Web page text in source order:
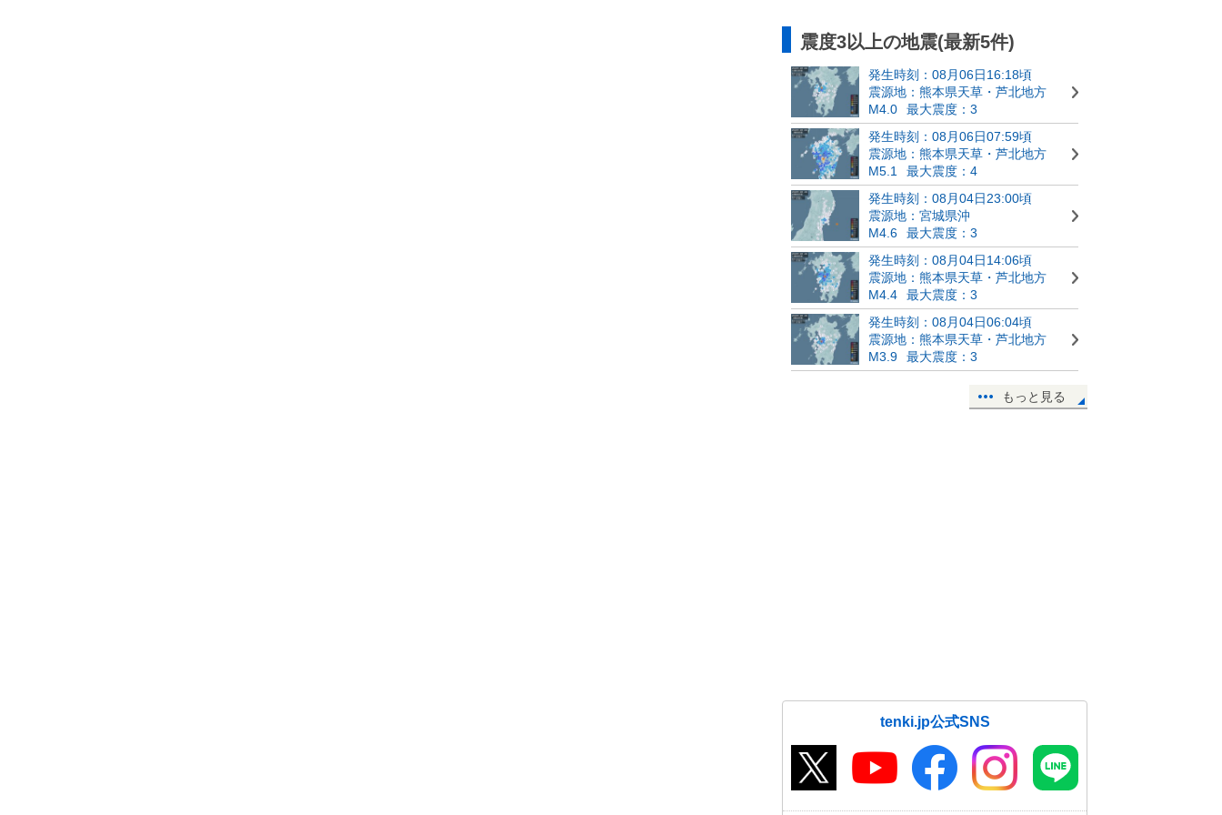
震度3以上の地震(最新5件)
発生時刻：08月06日16:18頃
震源地：熊本県天草・芦北地方
M4.0
最大震度：3
発生時刻：08月06日07:59頃
震源地：熊本県天草・芦北地方
M5.1
最大震度：4
発生時刻：08月04日23:00頃
震源地：宮城県沖
M4.6
最大震度：3
発生時刻：08月04日14:06頃
震源地：熊本県天草・芦北地方
M4.4
最大震度：3
発生時刻：08月04日06:04頃
震源地：熊本県天草・芦北地方
M3.9
最大震度：3
もっと見る
tenki.jp公式SNS